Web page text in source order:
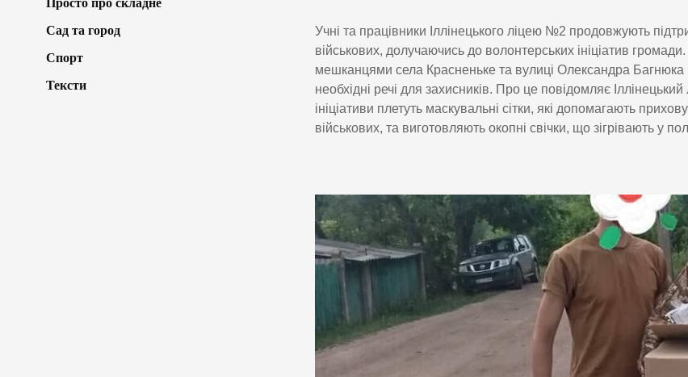
Учні та працівники Іллінецького ліцею №2 продовжують
військових, долучаючись до волонтерських ініціатив громади.
мешканцями села Красненьке та вулиці Олександра Багнюка
необхідні речі для захисників. Про це повідомляє
ініціативи плетуть маскувальні сітки, які допомагають
військових, та виготовляють окопні свічки, що зігрівають у
Сад та город
Спорт
Тексти